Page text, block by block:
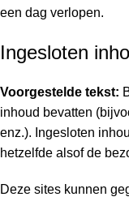
een dag verlopen.
Ingesloten
Voorgestelde tekst:
inhoud bevatten
enz.). Ingesloten
hetzelfde alsof de
Deze sites kunnen